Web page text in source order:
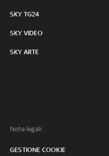
SKY TG24
SKY VIDEO
SKY ARTE
Note legali:
GESTIONE COOKIE